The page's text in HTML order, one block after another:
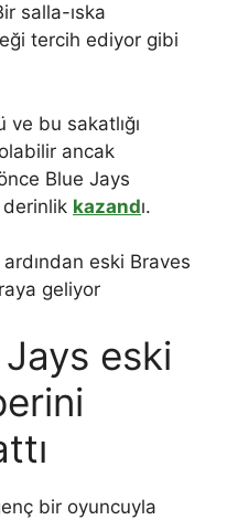
salla-ıska
tercih ediyor gibi
bu sakatlığı
ancak
Blue Jays
derinlik kazandı.
eski Braves
geliyor
eski
bir oyuncuyla